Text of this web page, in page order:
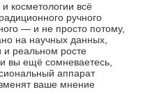
косметологии всё
ручного
— и не просто потому,
на научных данных,
и реальном росте
вы ещё сомневаетесь,
аппарат
ваше мнение